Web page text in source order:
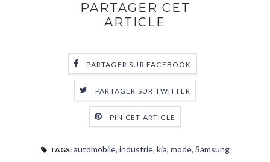
PARTAGER CET
ARTICLE
PARTAGER SUR FACEBOOK
PARTAGER SUR TWITTER
PIN CET ARTICLE
TAGS: automobile, industrie, kia, mode, Samsung